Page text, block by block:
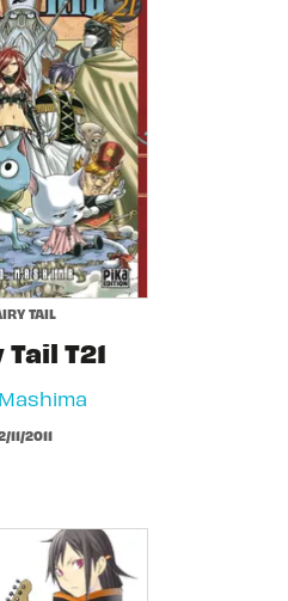
TAIL
T21
11/2011